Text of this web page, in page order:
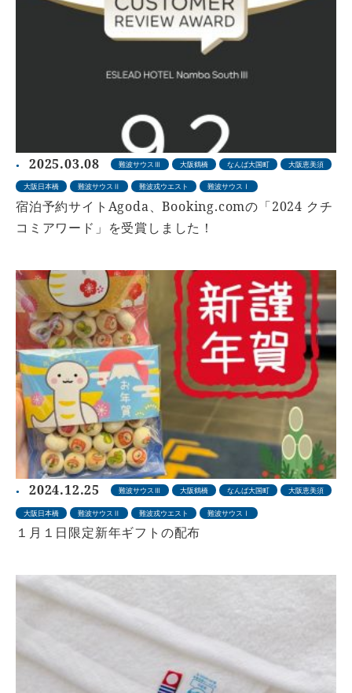
2025.03.08 難波サウスⅢ 大阪鶴橋 なんば大国町 大阪恵美須
大阪日本橋 難波サウスⅡ 難波戎ウエスト 難波サウスⅠ
宿泊予約サイトAgoda、Booking.comの「2024 クチ
コミアワード」を受賞しました！
2024.12.25 難波サウスⅢ 大阪鶴橋 なんば大国町 大阪恵美須
大阪日本橋 難波サウスⅡ 難波戎ウエスト 難波サウスⅠ
１月１日限定新年ギフトの配布